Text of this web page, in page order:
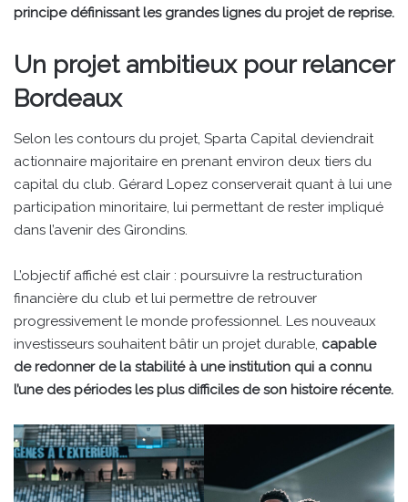
principe définissant les grandes lignes du projet de reprise.
Un projet ambitieux pour relancer
Bordeaux
Selon les contours du projet, Sparta Capital deviendrait
actionnaire majoritaire en prenant environ deux tiers du
capital du club. Gérard Lopez conserverait quant à lui une
participation minoritaire, lui permettant de rester impliqué
dans l’avenir des Girondins.
L’objectif affiché est clair : poursuivre la restructuration
financière du club et lui permettre de retrouver
progressivement le monde professionnel. Les nouveaux
investisseurs souhaitent bâtir un projet durable, capable
de redonner de la stabilité à une institution qui a connu
l’une des périodes les plus difficiles de son histoire récente.